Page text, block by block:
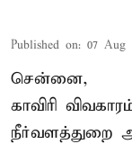
Published on: 07 Aug
சென்னை,
காவிரி
நீர்வளத்துறை